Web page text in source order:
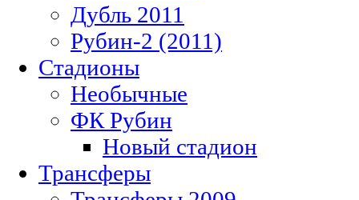
Дубль 2011
Рубин-2 (2011)
Стадионы
Необычные
ФК Рубин
Новый стадион
Трансферы